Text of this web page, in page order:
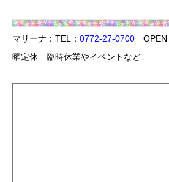
マリーナ：TEL： 0772-27-0700 OPEN
曜定休 臨時休業やイベントなど↓